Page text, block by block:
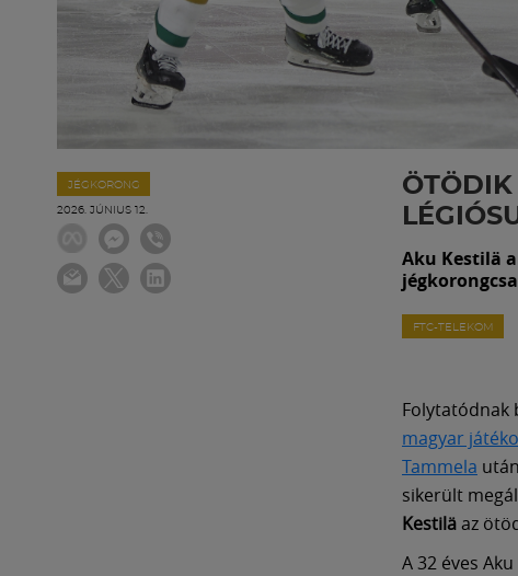
JÉGKORONG
2026. JÚNIUS 12.
ÖTÖDIK
Aku Kestilä
FTC-TELEKOM
Folytatódnak
magyar
Tammela
sikerült
Kestiläaz
A 32 éves